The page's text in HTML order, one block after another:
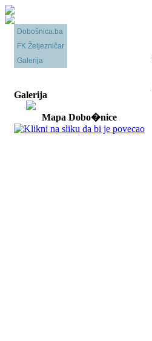
Dobošnica.ba
FK Željezničar
Galerija
Galerija
Mapa Dobo�nice